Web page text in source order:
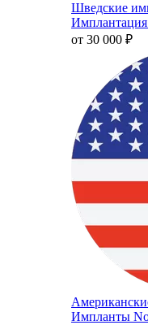
Шведские
от 30 000 ₽
Импланты